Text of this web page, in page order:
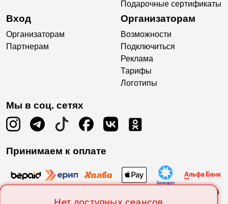
Подарочные сертификаты
Вход
Организаторам
Партнерам
Организаторам
Возможности
Подключиться
Реклама
Тарифы
Логотипы
Мы в соц. сетях
Принимаем к оплате